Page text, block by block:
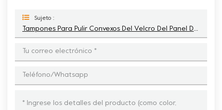
Sujeto :